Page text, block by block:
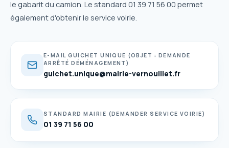
le gabarit du camion. Le standard 01 39 71 56 00 permet
également d'obtenir le service voirie.
E-MAIL GUICHET UNIQUE (OBJET : DEMANDE
ARRÊTÉ DÉMÉNAGEMENT)
guichet.unique@mairie-vernouillet.fr
STANDARD MAIRIE (DEMANDER SERVICE VOIRIE)
01 39 71 56 00